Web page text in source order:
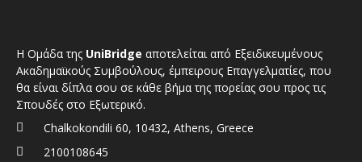
Η Ομάδα της UniBridge αποτελείται από Εξειδικευμένους
Ακαδημαϊκούς Συμβούλους, έμπειρους Επαγγελματίες, που
θα είναι δίπλα σου σε κάθε βήμα της πορείας σου προς τις
Σπουδές στο Εξωτερικό.
Chalkokondili 60, 10432, Athens, Greece
2100108645